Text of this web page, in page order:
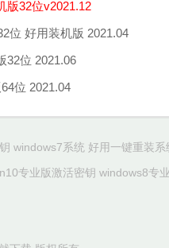
版32位v2021.12
位 好用装机版 2021.04
32位 2021.06
位 2021.04
windows7系统 好用一键重装系
专业版激活密钥 windows8专